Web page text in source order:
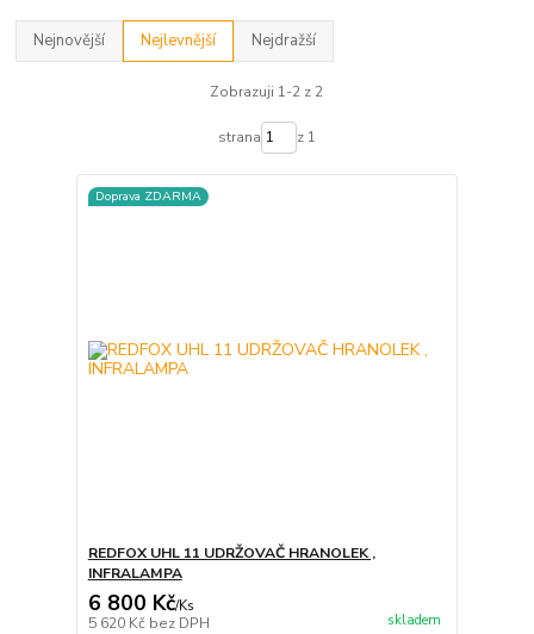
Nejnovější Nejlevnější Nejdražší
Zobrazuji 1-2 z 2
strana z 1
Doprava ZDARMA
REDFOX UHL 11 UDRŽOVAČ HRANOLEK ,
INFRALAMPA
6 800 Kč/Ks
5 620 Kč bez DPH skladem